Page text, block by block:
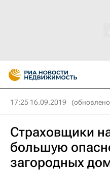
17:25 16.09.2019
Страховщики
большую
загородных